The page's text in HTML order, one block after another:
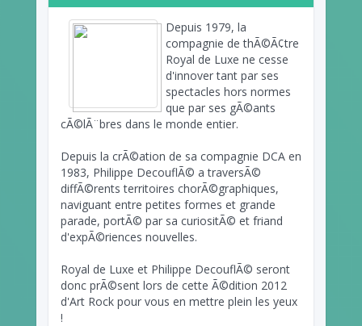
Depuis 1979, la
compagnie de thÃ©Ã¢tre
Royal de Luxe ne cesse
d'innover tant par ses
spectacles hors normes
que par ses gÃ©ants
cÃ©lÃ¨bres dans le monde entier.
Depuis la crÃ©ation de sa compagnie DCA en
1983, Philippe DecouflÃ© a traversÃ©
diffÃ©rents territoires chorÃ©graphiques,
naviguant entre petites formes et grande
parade, portÃ© par sa curiositÃ© et friand
d'expÃ©riences nouvelles.
Royal de Luxe et Philippe DecouflÃ© seront
donc prÃ©sent lors de cette Ã©dition 2012
d'Art Rock pour vous en mettre plein les yeux
!